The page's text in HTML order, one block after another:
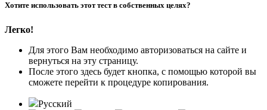
Хотите использовать этот тест в собственных целях?
Легко!
Для этого Вам необходимо авторизоваться на сайте и
вернуться на эту страницу.
После этого здесь будет кнопка, с помощью которой вы
сможете перейти к процедуре копирования.
Русский